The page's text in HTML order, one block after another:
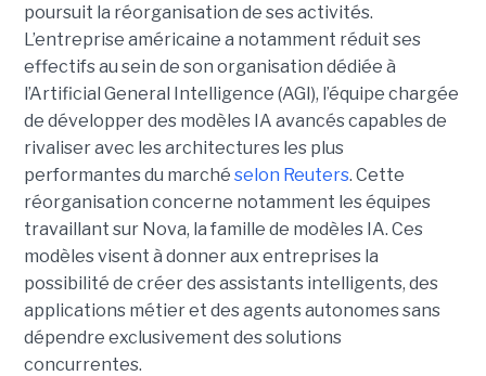
poursuit la réorganisation de ses activités.
L’entreprise américaine a notamment réduit ses
effectifs au sein de son organisation dédiée à
l’Artificial General Intelligence (AGI), l’équipe chargée
de développer des modèles IA avancés capables de
rivaliser avec les architectures les plus
performantes du marché selon Reuters. Cette
réorganisation concerne notamment les équipes
travaillant sur Nova, la famille de modèles IA. Ces
modèles visent à donner aux entreprises la
possibilité de créer des assistants intelligents, des
applications métier et des agents autonomes sans
dépendre exclusivement des solutions
concurrentes.